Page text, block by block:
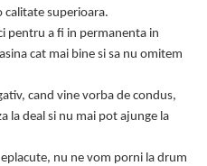
calitate superioara.
pentru a fi in permanenta in
cat mai bine si sa nu omitem
cand vine vorba de condus,
la deal si nu mai pot ajunge la
nu ne vom porni la drum